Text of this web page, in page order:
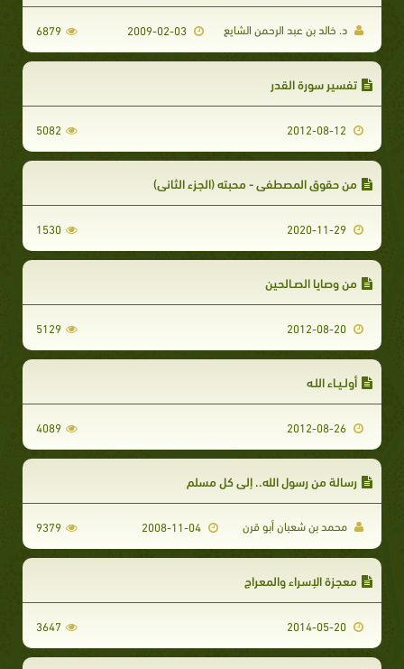
د. خالد بن عبد الرحمن الشايع 6879
تفسير سورة القدر
5082
من حقوق المصطفى - محبته (الجزء الثاني)
1530
من وصايا الصـالحين
5129
أولـيـاء اللـه
4089
رسالة من رسول الله.. إلى كل مسلم
محمد بن شعبان أبو قرن 9379
معجزة الإسراء والمعراج
3647